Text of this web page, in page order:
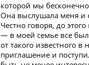
которой мы
Она выслушала меня и
Честно говоря, до
— в моей семье все
от такого известного
приглашение и